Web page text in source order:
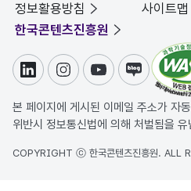
정보활용방침
사이트맵
한국콘텐츠진흥원
링크드인인스타그램
유튜브블로그
본 페이지에 게시된 이메일 주소가 자
위반시 정보통신법에 의해 처벌됨을
COPYRIGHT ⓒ 한국콘텐츠진흥원. ALL